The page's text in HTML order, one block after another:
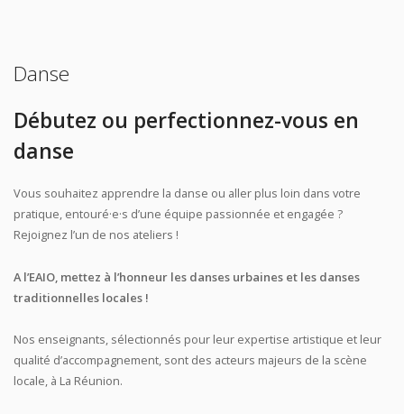
Danse
Débutez ou perfectionnez-vous en
danse
Vous souhaitez apprendre la danse ou aller plus loin dans votre
pratique, entouré·e·s d’une équipe passionnée et engagée ?
Rejoignez l’un de nos ateliers !
A l’EAIO, mettez à l’honneur les danses urbaines et les danses
traditionnelles locales !
Nos enseignants, sélectionnés pour leur expertise artistique et leur
qualité d’accompagnement, sont des acteurs majeurs de la scène
locale, à La Réunion.